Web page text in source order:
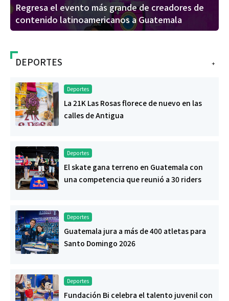
Regresa el evento más grande de creadores de
contenido latinoamericanos a Guatemala
+
DEPORTES
Deportes
La 21K Las Rosas florece de nuevo en las
calles de Antigua
Deportes
El skate gana terreno en Guatemala con
una competencia que reunió a 30 riders
Deportes
Guatemala jura a más de 400 atletas para
Santo Domingo 2026
Deportes
Fundación Bi celebra el talento juvenil con